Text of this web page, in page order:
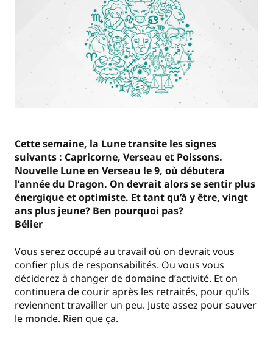
Cette semaine, la Lune transite les signes
suivants : Capricorne, Verseau et Poissons.
Nouvelle Lune en Verseau le 9, où débutera
l’année du Dragon. On devrait alors se sentir plus
énergique et optimiste. Et tant qu’à y être, vingt
ans plus jeune? Ben pourquoi pas?
Bélier
Vous serez occupé au travail où on devrait vous
confier plus de responsabilités. Ou vous vous
déciderez à changer de domaine d’activité. Et on
continuera de courir après les retraités, pour qu’ils
reviennent travailler un peu. Juste assez pour sauver
le monde. Rien que ça.